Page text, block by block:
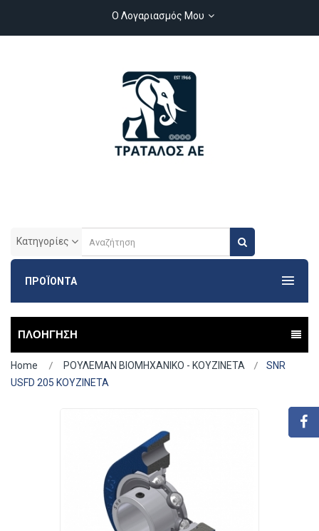
Ο Λογαριασμός Μου
Κατηγορίες
ΠΡΟΪΟΝΤΑ
ΠΛΟΗΓΗΣΗ
Home ΡΟΥΛΕΜΑΝ ΒΙΟΜΗΧΑΝΙΚΟ - ΚΟΥΖΙΝΕΤΑ
SNR
USFD 205 ΚΟΥΖΙΝΕΤΑ